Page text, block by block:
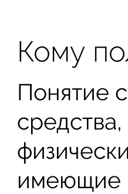
Кому
Понятие
имеющие